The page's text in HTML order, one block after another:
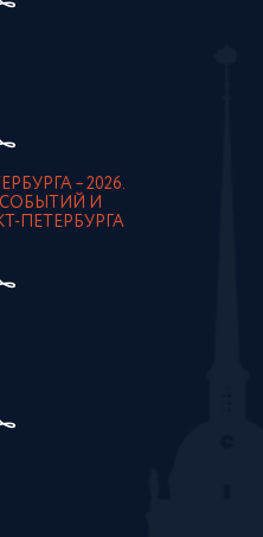
– 2026.
И
ПЕТЕРБУРГА